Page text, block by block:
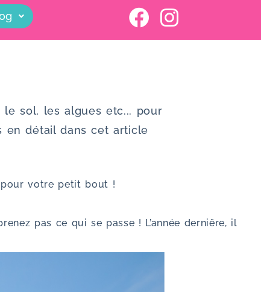
sol, les algues etc... pour
en détail dans cet article
pour votre petit bout !
pas ce qui se passe ! L’année derniëre, il